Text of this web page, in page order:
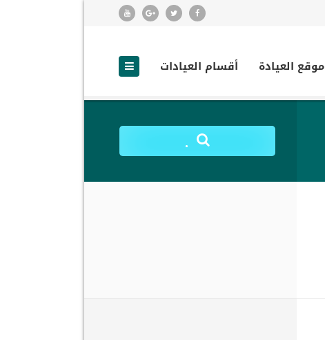
موقع العيادة أقسام العيادات
.